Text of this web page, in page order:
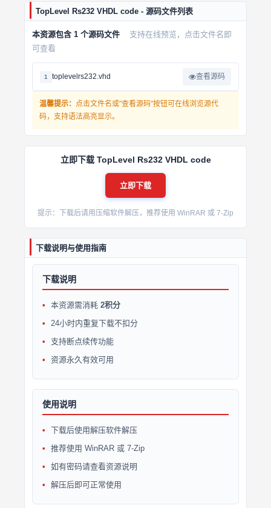
TopLevel Rs232 VHDL code - 源码文件列表
本资源包含 1 个源码文件
支持在线预览，点击文件名即
可查看
1 toplevelrs232.vhd 查看源码
温馨提示： 点击文件名或"查看源码"按钮可在线浏览源代
码，支持语法高亮显示。
立即下载 TopLevel Rs232 VHDL code
立即下载
提示：下载后请用压缩软件解压，推荐使用 WinRAR 或 7-Zip
下载说明与使用指南
下载说明
本资源需消耗 2积分
24小时内重复下载不扣分
支持断点续传功能
资源永久有效可用
使用说明
下载后使用解压软件解压
推荐使用 WinRAR 或 7-Zip
如有密码请查看资源说明
解压后即可正常使用